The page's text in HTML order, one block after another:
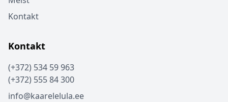
Kontakt
Kontakt
(+372) 534 59 963
(+372) 555 84 300
info@kaarelelula.ee